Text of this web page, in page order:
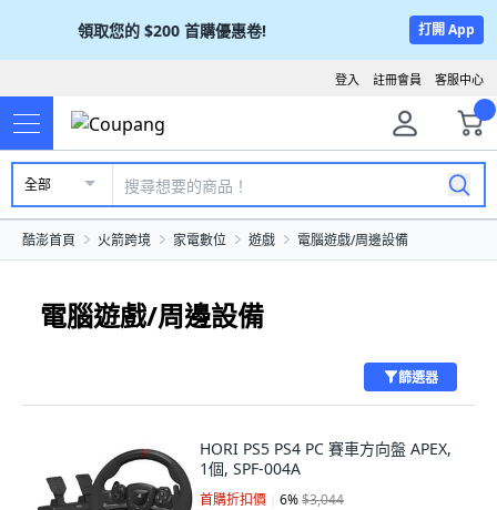
領取您的 $200 首購優惠卷! 打開 App
客服中心
註冊會員
登入
全部
酷澎首頁 火箭跨境 家電數位 遊戲 電腦遊戲/周邊設備
電腦遊戲/周邊設備
篩選器
HORI PS5 PS4 PC 賽車方向盤 APEX,
1個, SPF-004A
首購折扣價 6%$3,044